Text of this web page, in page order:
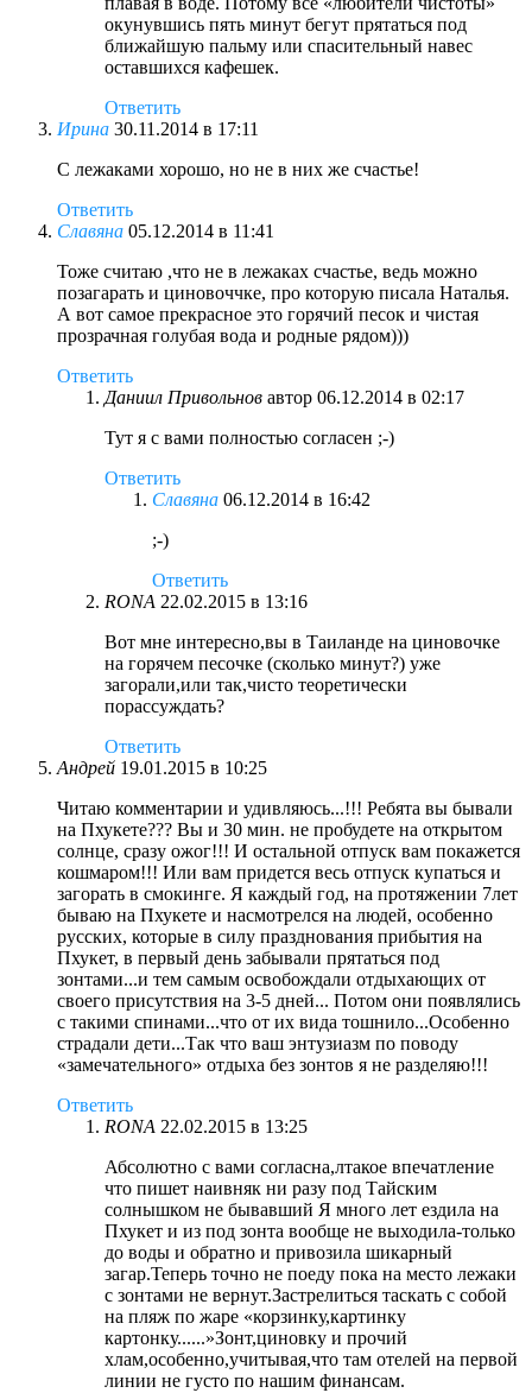
окунувшись пять минут бегут прятаться под
ближайшую пальму или спасительный навес
оставшихся кафешек.
Ответить
Ирина 30.11.2014 в 17:11
С лежаками хорошо, но не в них же счастье!
Ответить
Славяна 05.12.2014 в 11:41
Тоже считаю ,что не в лежаках счастье, ведь можно
позагарать и циновоччке, про которую писала Наталья.
А вот самое прекрасное это горячий песок и чистая
прозрачная голубая вода и родные рядом)))
Ответить
Даниил Привольнов автор 06.12.2014 в 02:17
Тут я с вами полностью согласен ;-)
Ответить
Славяна 06.12.2014 в 16:42
;-)
Ответить
RONA 22.02.2015 в 13:16
Вот мне интересно,вы в Таиланде на циновочке
на горячем песочке (сколько минут?) уже
загорали,или так,чисто теоретически
порассуждать?
Ответить
Андрей 19.01.2015 в 10:25
Читаю комментарии и удивляюсь...!!! Ребята вы бывали
на Пхукете??? Вы и 30 мин. не пробудете на открытом
солнце, сразу ожог!!! И остальной отпуск вам покажется
кошмаром!!! Или вам придется весь отпуск купаться и
загорать в смокинге. Я каждый год, на протяжении 7лет
бываю на Пхукете и насмотрелся на людей, особенно
русских, которые в силу празднования прибытия на
Пхукет, в первый день забывали прятаться под
зонтами...и тем самым освобождали отдыхающих от
своего присутствия на 3-5 дней... Потом они появлялись
с такими спинами...что от их вида тошнило...Особенно
страдали дети...Так что ваш энтузиазм по поводу
«замечательного» отдыха без зонтов я не разделяю!!!
Ответить
RONA 22.02.2015 в 13:25
Абсолютно с вами согласна,лтакое впечатление
что пишет наивняк ни разу под Тайским
солнышком не бывавший Я много лет ездила на
Пхукет и из под зонта вообще не выходила-только
до воды и обратно и привозила шикарный
загар.Теперь точно не поеду пока на место лежаки
с зонтами не вернут.Застрелиться таскать с собой
на пляж по жаре «корзинку,картинку
картонку......»Зонт,циновку и прочий
хлам,особенно,учитывая,что там отелей на первой
линии не густо по нашим финансам.